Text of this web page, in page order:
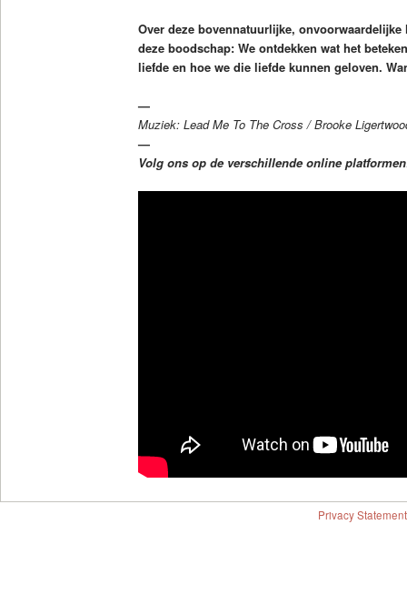
Over deze bovennatuurlijke,
deze boodschap: We ontdekken wat het
liefde en hoe we die liefde kunnen geloven.
—
Muziek: Lead Me To The Cross / Brooke
—
Volg ons op de verschillende online
Privacy Statement